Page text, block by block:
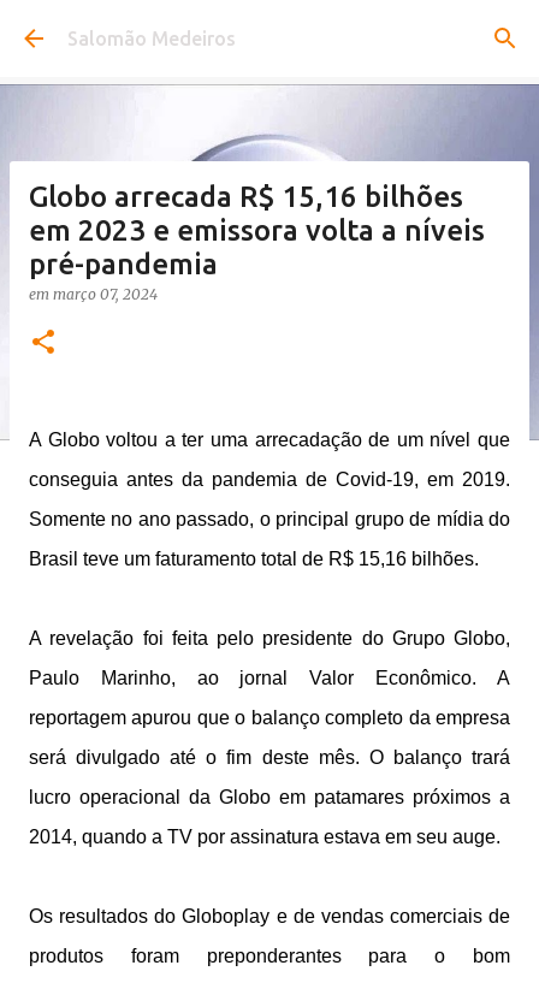
Pular para o conteúdo principal
Salomão Medeiros
Globo arrecada R$ 15,16 bilhões
em 2023 e emissora volta a níveis
pré-pandemia
em março 07, 2024
A Globo voltou a ter uma arrecadação de um nível que
conseguia antes da pandemia de Covid-19, em 2019.
Somente no ano passado, o principal grupo de mídia do
Brasil teve um faturamento total de R$ 15,16 bilhões.
A revelação foi feita pelo presidente do Grupo Globo,
Paulo Marinho, ao jornal Valor Econômico. A
reportagem apurou que o balanço completo da empresa
será divulgado até o fim deste mês. O balanço trará
lucro operacional da Globo em patamares próximos a
2014, quando a TV por assinatura estava em seu auge.
Os resultados do Globoplay e de vendas comerciais de
produtos foram preponderantes para o bom